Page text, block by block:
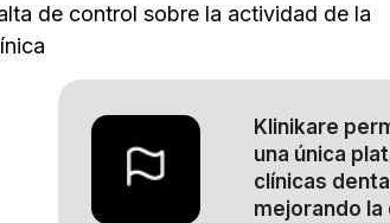
de control sobre la actividad de la
Klinikare
una única
clínicas
mejorando la